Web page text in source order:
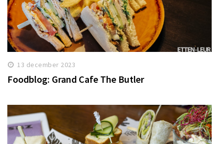
13 december 2023
Foodblog: Grand Cafe The Butler